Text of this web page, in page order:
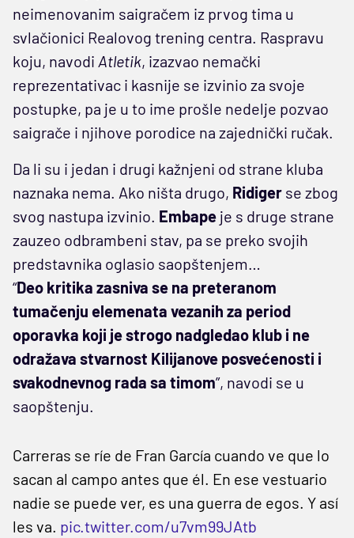
neimenovanim saigračem iz prvog tima u
svlačionici Realovog trening centra. Raspravu
koju, navodi Atletik, izazvao nemački
reprezentativac i kasnije se izvinio za svoje
postupke, pa je u to ime prošle nedelje pozvao
saigrače i njihove porodice na zajednički ručak.
Da li su i jedan i drugi kažnjeni od strane kluba
naznaka nema. Ako ništa drugo, Ridiger se zbog
svog nastupa izvinio. Embape je s druge strane
zauzeo odbrambeni stav, pa se preko svojih
predstavnika oglasio saopštenjem…
“Deo kritika zasniva se na preteranom
tumačenju elemenata vezanih za period
oporavka koji je strogo nadgledao klub i ne
odražava stvarnost Kilijanove posvećenosti i
svakodnevnog rada sa timom”, navodi se u
saopštenju.
Carreras se ríe de Fran García cuando ve que lo
sacan al campo antes que él. En ese vestuario
nadie se puede ver, es una guerra de egos. Y así
les va. pic.twitter.com/u7vm99JAtb